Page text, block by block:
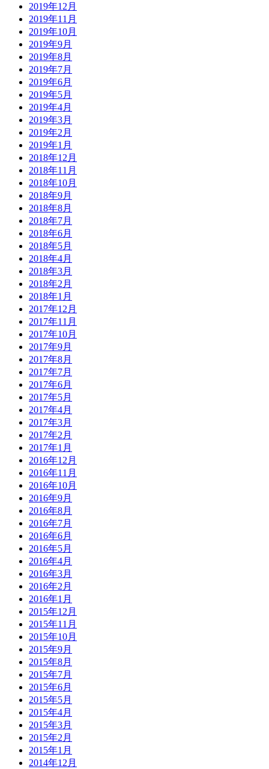
2019年12月
2019年11月
2019年10月
2019年9月
2019年8月
2019年7月
2019年6月
2019年5月
2019年4月
2019年3月
2019年2月
2019年1月
2018年12月
2018年11月
2018年10月
2018年9月
2018年8月
2018年7月
2018年6月
2018年5月
2018年4月
2018年3月
2018年2月
2018年1月
2017年12月
2017年11月
2017年10月
2017年9月
2017年8月
2017年7月
2017年6月
2017年5月
2017年4月
2017年3月
2017年2月
2017年1月
2016年12月
2016年11月
2016年10月
2016年9月
2016年8月
2016年7月
2016年6月
2016年5月
2016年4月
2016年3月
2016年2月
2016年1月
2015年12月
2015年11月
2015年10月
2015年9月
2015年8月
2015年7月
2015年6月
2015年5月
2015年4月
2015年3月
2015年2月
2015年1月
2014年12月